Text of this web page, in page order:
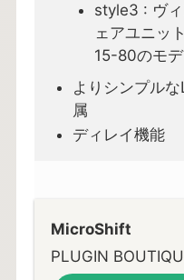
style3 : ヴ
ェアユニッ
15-80のモ
よりシンプル
属
ディレイ機能
MicroShift
PLUGIN